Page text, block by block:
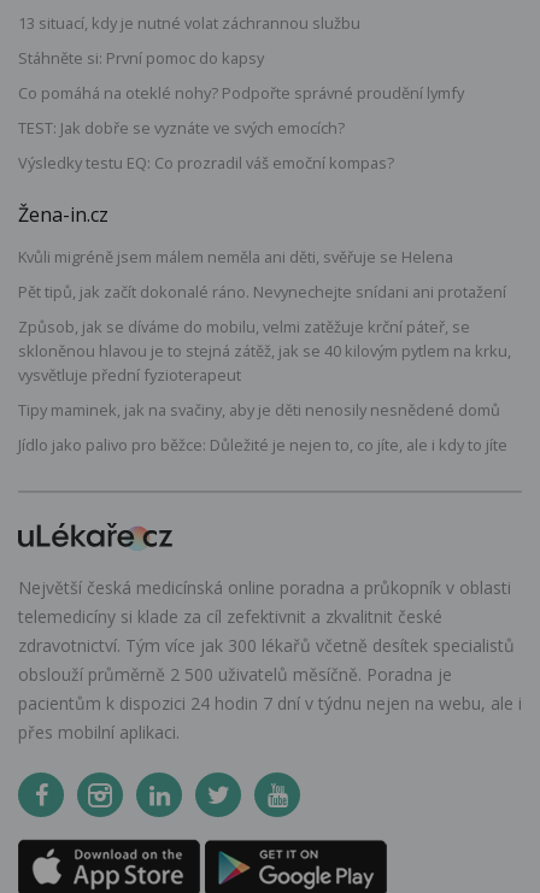
13 situací, kdy je nutné volat záchrannou službu
Stáhněte si: První pomoc do kapsy
Co pomáhá na oteklé nohy? Podpořte správné proudění lymfy
TEST: Jak dobře se vyznáte ve svých emocích?
Výsledky testu EQ: Co prozradil váš emoční kompas?
Žena-in.cz
Kvůli migréně jsem málem neměla ani děti, svěřuje se Helena
Pět tipů, jak začít dokonalé ráno. Nevynechejte snídani ani protažení
Způsob, jak se díváme do mobilu, velmi zatěžuje krční páteř, se
skloněnou hlavou je to stejná zátěž, jak se 40 kilovým pytlem na krku,
vysvětluje přední fyzioterapeut
Tipy maminek, jak na svačiny, aby je děti nenosily nesnědené domů
Jídlo jako palivo pro běžce: Důležité je nejen to, co jíte, ale i kdy to jíte
Největší česká medicínská online poradna a průkopník v oblasti
telemedicíny si klade za cíl zefektivnit a zkvalitnit české
zdravotnictví. Tým více jak 300 lékařů včetně desítek specialistů
obslouží průměrně 2 500 uživatelů měsíčně. Poradna je
pacientům k dispozici 24 hodin 7 dní v týdnu nejen na webu, ale i
přes mobilní aplikaci.